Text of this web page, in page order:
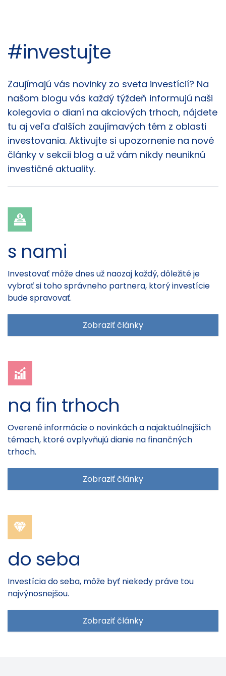
#investujte
Články
Zaujímajú vás novinky zo sveta investícií? Na
našom blogu vás každý týždeň informujú naši
kolegovia o dianí na akciových trhoch, nájdete
tu aj veľa ďalších zaujímavých tém z oblasti
investovania. Aktivujte si upozornenie na nové
články v sekcii blog a už vám nikdy neuniknú
investičné aktuality.
s nami
Investovať môže dnes už naozaj každý, dôležité je
vybrať si toho správneho partnera, ktorý investície
bude spravovať.
Zobraziť články
na fin trhoch
Overené informácie o novinkách a najaktuálnejších
témach, ktoré ovplyvňujú dianie na finančných
trhoch.
Zobraziť články
do seba
Investícia do seba, môže byť niekedy práve tou
najvýnosnejšou.
Zobraziť články